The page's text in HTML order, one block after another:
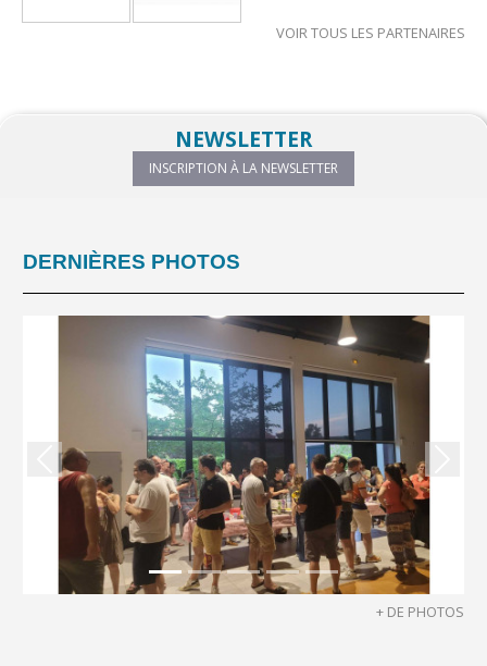
VOIR TOUS LES PARTENAIRES
NEWSLETTER
INSCRIPTION À LA NEWSLETTER
DERNIÈRES PHOTOS
Précedent
+ DE PHOTOS